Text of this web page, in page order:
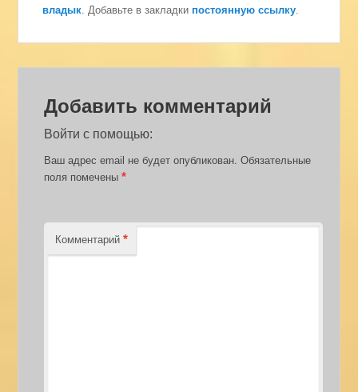
владык . Добавьте в закладки постоянную ссылку
Добавить комментарий
Войти с помощью:
Ваш адрес email не будет опубликован. Обязательные
поля помечены*
Комментарий*